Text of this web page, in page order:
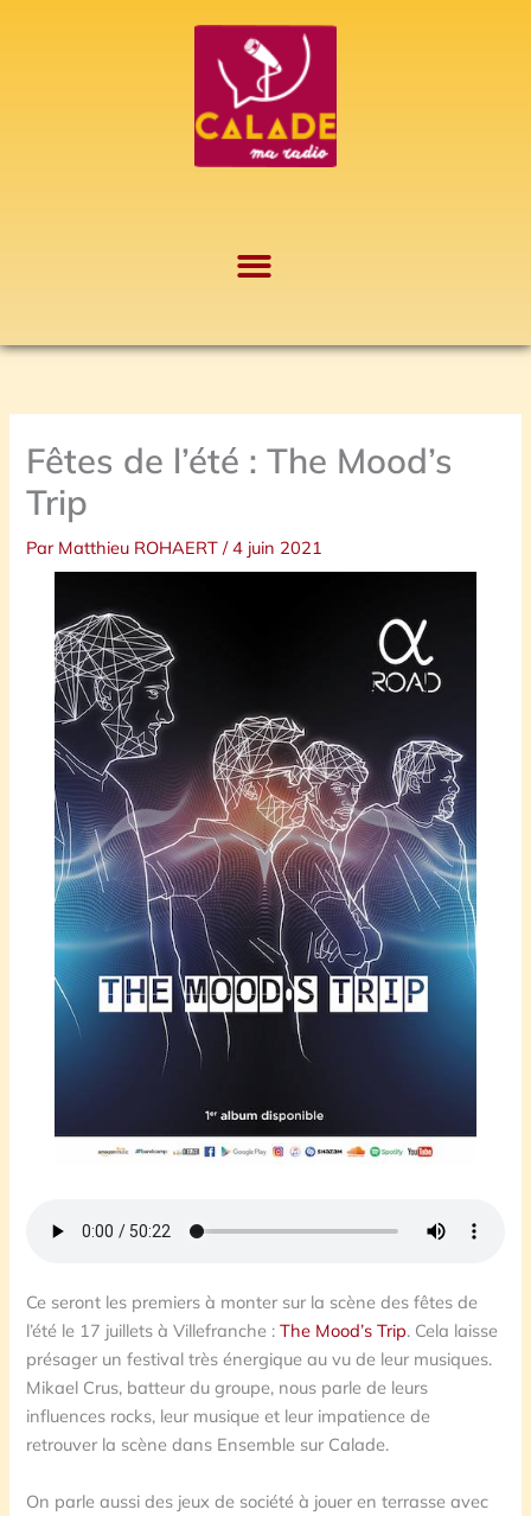
Fêtes de l’été : The Mood’s
Trip
Par Matthieu ROHAERT/4 juin 2021
Ce seront les premiers à monter sur la scène des fêtes de
l’été le 17 juillets à Villefranche :The Mood’s Trip. Cela laisse
présager un festival très énergique au vu de leur musiques.
Mikael Crus, batteur du groupe, nous parle de leurs
influences rocks, leur musique et leur impatience de
retrouver la scène dans Ensemble sur Calade.
On parle aussi des jeux de société à jouer en terrasse avec